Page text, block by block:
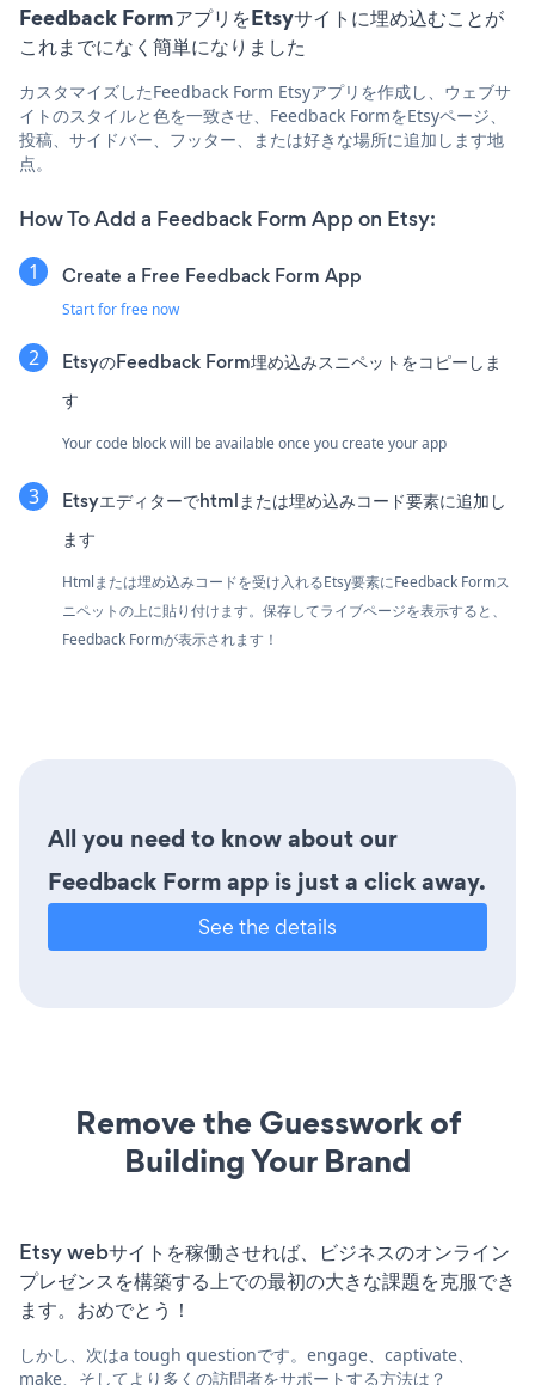
Feedback FormアプリをEtsyサイトに埋め込むことが
これまでになく簡単になりました
カスタマイズしたFeedback Form Etsyアプリを作成し、ウェブサ
イトのスタイルと色を一致させ、Feedback FormをEtsyページ、
投稿、サイドバー、フッター、または好きな場所に追加します地
点。
How To Add a Feedback Form App on Etsy:
Create a Free Feedback Form App
Start for free now
EtsyのFeedback Form埋め込みスニペットをコピーしま
す
Your code block will be available once you create your app
Etsyエディターでhtmlまたは埋め込みコード要素に追加し
ます
Htmlまたは埋め込みコードを受け入れるEtsy要素にFeedback Formス
ニペットの上に貼り付けます。保存してライブページを表示すると、
Feedback Formが表示されます！
All you need to know about our
Feedback Form app is just a click away.
See the details
Remove the Guesswork of
Building Your Brand
Etsy webサイトを稼働させれば、ビジネスのオンライン
プレゼンスを構築する上での最初の大きな課題を克服でき
ます。おめでとう！
しかし、次はa tough questionです。engage、captivate、
make、そしてより多くの訪問者をサポートする方法は？